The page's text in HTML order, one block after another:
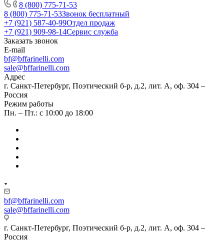
8 (800) 775-71-53
8 (800) 775-71-53Звонок бесплатный
+7 (921) 587-40-99Отдел продаж
+7 (921) 909-98-14Сервис служба
Заказать звонок
E-mail
bf@bffarinelli.com
sale@bffarinelli.com
Адрес
г. Санкт-Петербург, Поэтический б-р, д.2, лит. А, оф. 304 –
Россия
Режим работы
Пн. – Пт.: с 10:00 до 18:00
bf@bffarinelli.com
sale@bffarinelli.com
г. Санкт-Петербург, Поэтический б-р, д.2, лит. А, оф. 304 –
Россия